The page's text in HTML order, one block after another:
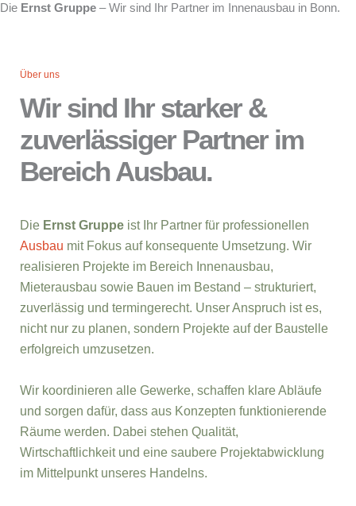
Die Ernst Gruppe – Wir sind Ihr Partner im Innenausbau in Bonn.
Über uns
Wir sind Ihr starker &
zuverlässiger Partner im
Bereich Ausbau.
Die Ernst Gruppe ist Ihr Partner für professionellen
Ausbau mit Fokus auf konsequente Umsetzung. Wir
realisieren Projekte im Bereich Innenausbau,
Mieterausbau sowie Bauen im Bestand – strukturiert,
zuverlässig und termingerecht. Unser Anspruch ist es,
nicht nur zu planen, sondern Projekte auf der Baustelle
erfolgreich umzusetzen.
Wir koordinieren alle Gewerke, schaffen klare Abläufe
und sorgen dafür, dass aus Konzepten funktionierende
Räume werden. Dabei stehen Qualität,
Wirtschaftlichkeit und eine saubere Projektabwicklung
im Mittelpunkt unseres Handelns.